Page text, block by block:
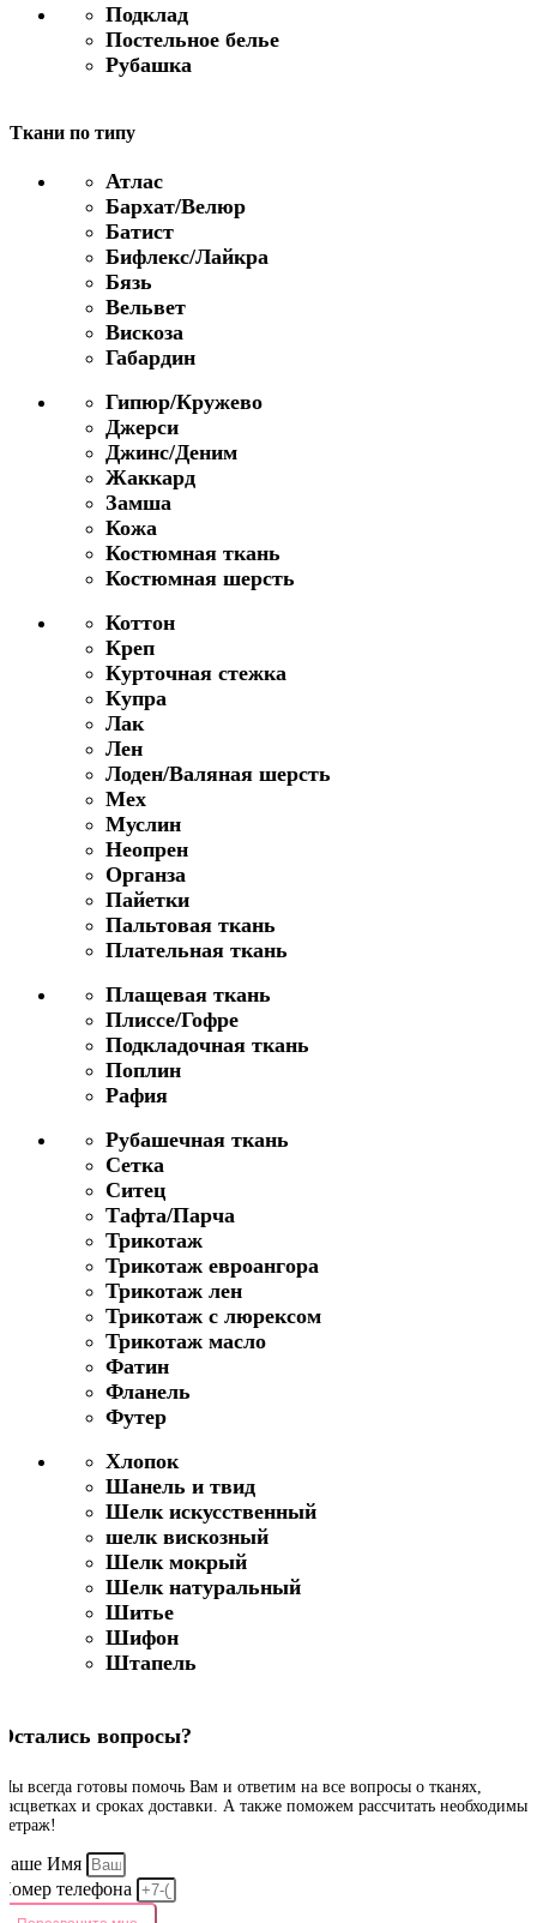
Подклад
Постельное белье
Рубашка
Ткани по типу
Атлас
Бархат/Велюр
Батист
Бифлекс/Лайкра
Бязь
Вельвет
Вискоза
Габардин
Гипюр/Кружево
Джерси
Джинс/Деним
Жаккард
Замша
Кожа
Костюмная ткань
Костюмная шерсть
Коттон
Креп
Курточная стежка
Купра
Лак
Лен
Лоден/Валяная шерсть
Мех
Муслин
Неопрен
Органза
Пайетки
Пальтовая ткань
Плательная ткань
Плащевая ткань
Плиссе/Гофре
Подкладочная ткань
Поплин
Рафия
Рубашечная ткань
Сетка
Ситец
Тафта/Парча
Трикотаж
Трикотаж евроангора
Трикотаж лен
Трикотаж с люрексом
Трикотаж масло
Фатин
Фланель
Футер
Хлопок
Шанель и твид
Шелк искусственный
шелк вискозный
Шелк мокрый
Шелк натуральный
Шитье
Шифон
Штапель
вопросы?
всегда готовы помочь Вам и ответим на все вопросы о тканях,
и сроках доставки. А также поможем рассчитать необходимый
Имя
телефона